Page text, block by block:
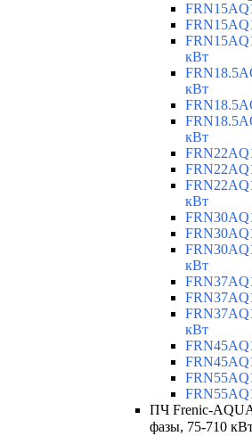
кВт
кВт
кВт
кВт
кВт
кВт
ПЧ Frenic-
фазы, 75-710